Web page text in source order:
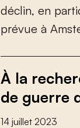
déclin, en parti
prévue à Amst
À la
de guerre
14 juillet 2023